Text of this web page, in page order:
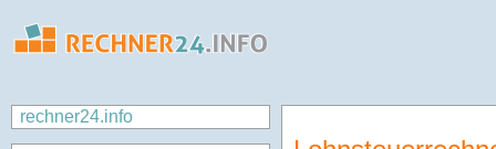
rechner24.info